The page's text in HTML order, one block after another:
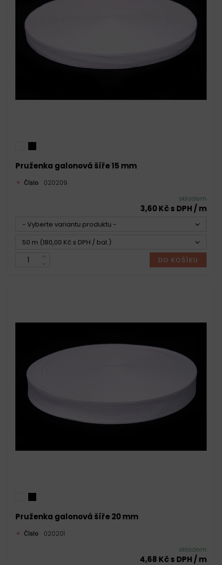
Pruženka galonová šíře 15 mm
Číslo 020209
skladem
3,60 Kč s DPH / m
- Vyberte variantu produktu -
50 m (180,00 Kč s DPH / bal.)
DO KOŠÍKU
Pruženka galonová šíře 20 mm
Číslo 020201
skladem
4,68 Kč s DPH / m